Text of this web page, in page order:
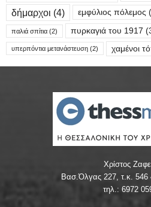
δήμαρχοι (4) εμφύλιος πόλεμος
παλιά σπίτια (2) πυρκαγιά του 1917
υπερπόντια μετανάστευση (2) χαμένοι
Χρίστος
Βασ.Όλγας 227, τ.κ. 546
τηλ.: 6972